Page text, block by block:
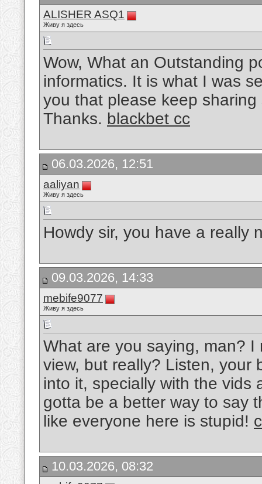
ALISHER ASQ1
Живу я здесь
Wow, What an Outstanding
informatics. It is what I was
you that please keep
Thanks. blackbet cc
06.03.2026, 12:51
aaliyan
Живу я здесь
Howdy sir, you have a really
09.03.2026, 14:33
mebife9077
Живу я здесь
What are you saying, man?
view, but really? Listen, your
into it, specially with the vids
gotta be a better way to say
like everyone here is stupid!
10.03.2026, 08:32